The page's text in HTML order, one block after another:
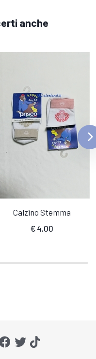
anche
Calzino Stemma
€ 4,00